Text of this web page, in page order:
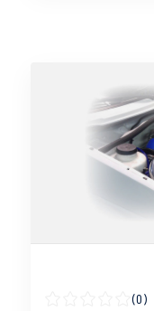
(0)